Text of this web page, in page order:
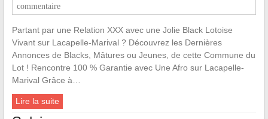
commentaire
Partant par une Relation XXX avec une Jolie Black Lotoise
Vivant sur Lacapelle-Marival ? Découvrez les Dernières
Annonces de Blacks, Mâtures ou Jeunes, de cette Commune du
Lot ! Rencontre 100 % Garantie avec Une Afro sur Lacapelle-
Marival Grâce à…
Lire la suite